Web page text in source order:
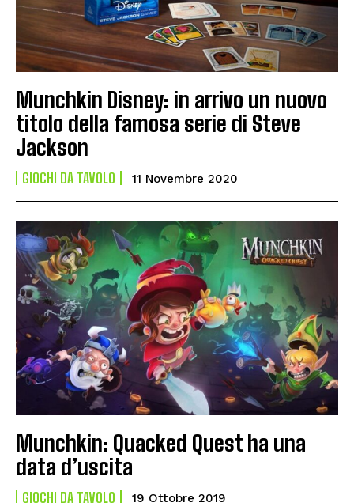
Munchkin Disney: in arrivo un nuovo
titolo della famosa serie di Steve
Jackson
GIOCHI DA TAVOLO 11 Novembre 2020
Munchkin: Quacked Quest ha una
data d’uscita
GIOCHI DA TAVOLO 19 Ottobre 2019